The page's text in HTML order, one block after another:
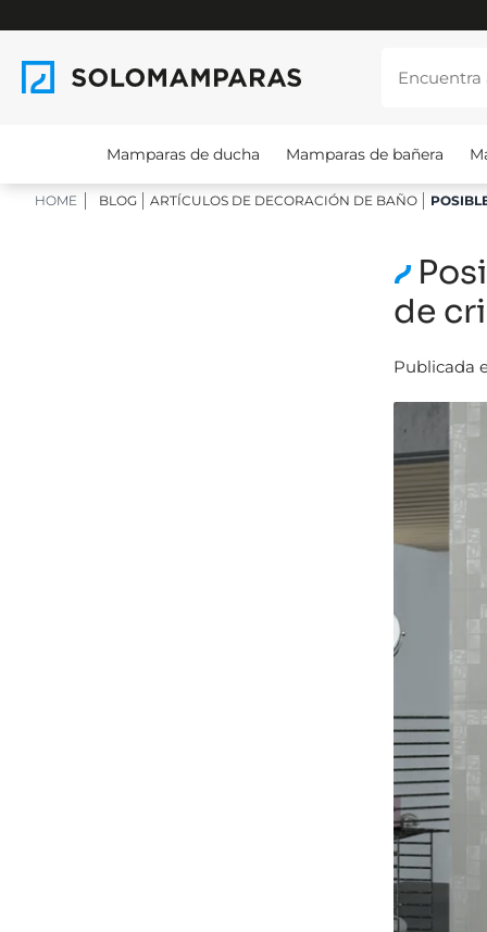
Mamparas de ducha Mamparas de bañera
HOME BLOG ARTÍCULOS DE DECORACIÓN DE BAÑO
de
Publicada